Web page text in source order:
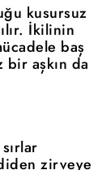
kusursuz
İkilinin
baş
bir aşkın da
zirveye